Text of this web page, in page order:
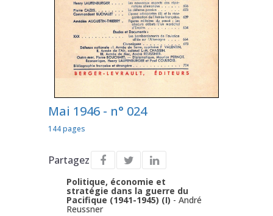
Mai 1946 - n° 024
144 pages
Partagez
Politique, économie et
stratégie dans la guerre du
Pacifique (1941-1945) (I) - André
Reussner